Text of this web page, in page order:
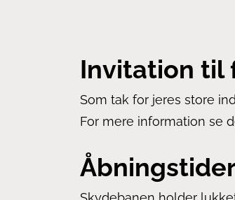
Invitation til
Som tak for jeres store
For mere information se